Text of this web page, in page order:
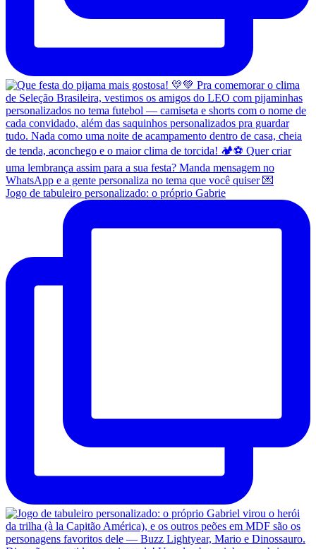
Jogo de tabuleiro personalizado: o próprio Gabrie